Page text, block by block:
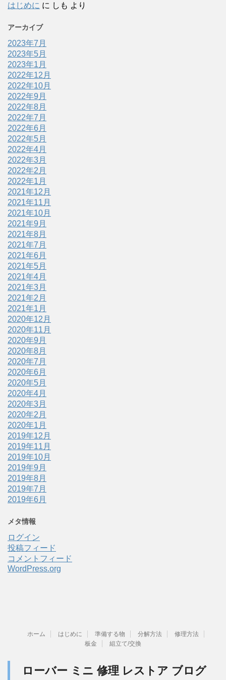
はじめに に しも より
アーカイブ
2023年7月
2023年5月
2023年1月
2022年12月
2022年10月
2022年9月
2022年8月
2022年7月
2022年6月
2022年5月
2022年4月
2022年3月
2022年2月
2022年1月
2021年12月
2021年11月
2021年10月
2021年9月
2021年8月
2021年7月
2021年6月
2021年5月
2021年4月
2021年3月
2021年2月
2021年1月
2020年12月
2020年11月
2020年9月
2020年8月
2020年7月
2020年6月
2020年5月
2020年4月
2020年3月
2020年2月
2020年1月
2019年12月
2019年11月
2019年10月
2019年9月
2019年8月
2019年7月
2019年6月
メタ情報
ログイン
投稿フィード
コメントフィード
WordPress.org
ホーム はじめに 準備する物 分解方法
修理方法
板金
組立て/交換
ローバー ミニ 修理 レストア ブログ